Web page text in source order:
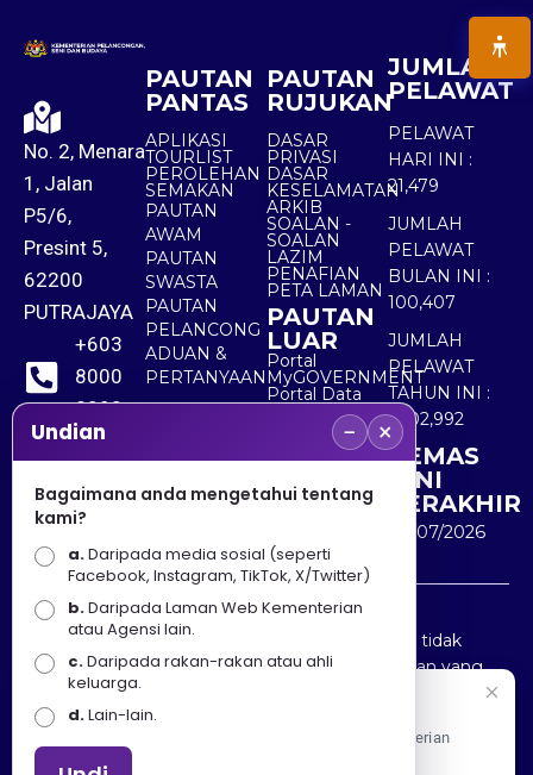
No. 2, Menara
1, Jalan
P5/6,
Presint 5,
62200
PUTRAJAYA
+603
8000
8000
+603
8891
7100
PAUTAN
PANTAS
APLIKASI
TOURLIST
PEROLEHAN
SEMAKAN
PAUTAN
AWAM
PAUTAN
SWASTA
PAUTAN
PELANCONG
ADUAN &
PERTANYAAN
PAUTAN
RUJUKAN
DASAR
PRIVASI
DASAR
KESELAMATAN
ARKIB
SOALAN -
SOALAN
LAZIM
PENAFIAN
PETA LAMAN
PAUTAN
LUAR
Portal
MyGOVERNMENT
Portal Data
Terbuka
Sektor Awam
JUMLAH
PELAWAT
PELAWAT
HARI INI :
21,479
JUMLAH
PELAWAT
BULAN INI :
100,407
JUMLAH
PELAWAT
TAHUN INI :
5,502,992
KEMAS
KINI
TERAKHIR
30/07/2026
Penafian : Kerajaan Malaysia dan Kementerian
Pelancongan Seni dan Budaya (MOTAC) adalah tidak
bertanggungjawab atas kehilangan atau kerugian yang
disebabkan oleh penggunaan mana-mana maklumat
yang diperolehi dari portal ini.
Undian − ×
Bagaimana anda mengetahui tentang
kami?
a.Daripada media sosial (seperti
Facebook, Instagram, TikTok, X/Twitter)
b.Daripada Laman Web Kementerian
atau Agensi lain.
c.Daripada rakan-rakan atau ahli
keluarga.
d.Lain-lain.
Apa Khabar! Selamat datang ke Portal Rasmi Kementerian
Pelancongan, Seni dan Budaya